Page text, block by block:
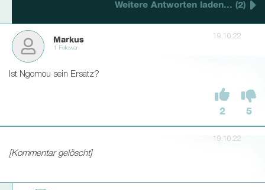
Weitere Antworten laden... (2)
Markus
1 Follower
19.10.22
Ist Ngomou sein Ersatz?
2 5
19.10.22
[Kommentar gelöscht]